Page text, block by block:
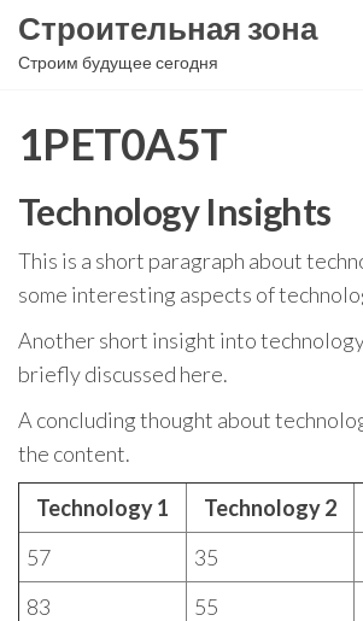
Перейти
Строительная зона
Строим будущее сегодня
1PET0A5T
Technology Insights
This is a short paragraph about
some interesting aspects of
Another short insight into
briefly discussed here.
A concluding thought about
the content.
Technology 1 Technology 2
57
35
83
55